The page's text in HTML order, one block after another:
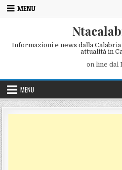
Skip to content
MENU
Informazioni e news dalla
attualità in
on line dal
MENU